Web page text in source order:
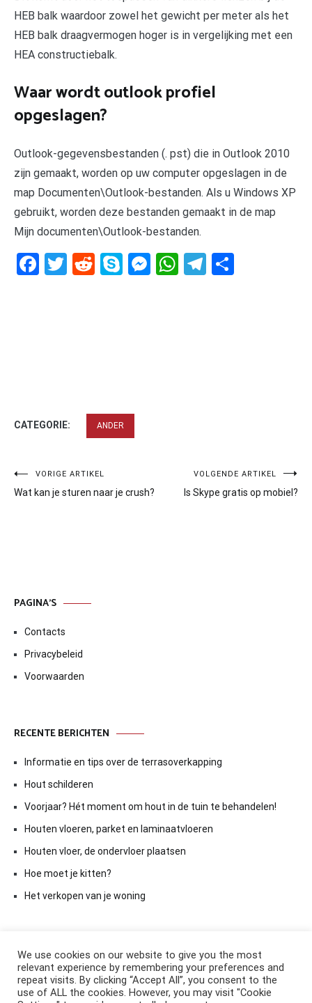
HEB balk waardoor zowel het gewicht per meter als het
HEB balk draagvermogen hoger is in vergelijking met een
HEA constructiebalk.
Waar wordt outlook profiel
opgeslagen?
Outlook-gegevensbestanden (. pst) die in Outlook 2010
zijn gemaakt, worden op uw computer opgeslagen in de
map Documenten\Outlook-bestanden. Als u Windows XP
gebruikt, worden deze bestanden gemaakt in de map
Mijn documenten\Outlook-bestanden.
Facebook
Twitter
RedditSkypeMessenger
WhatsApp
Telegram
CATEGORIE: ANDER
Bericht
navigatie
VORIGE ARTIKEL
Wat kan je sturen naar je crush?
VOLGENDE ARTIKEL
Is Skype gratis op mobiel?
PAGINA’S
Contacts
Privacybeleid
Voorwaarden
RECENTE BERICHTEN
Informatie en tips over de terrasoverkapping
Hout schilderen
Voorjaar? Hét moment om hout in de tuin te behandelen!
Houten vloeren, parket en laminaatvloeren
Houten vloer, de ondervloer plaatsen
Hoe moet je kitten?
Het verkopen van je woning
We use cookies on our website to give you the most
relevant experience by remembering your preferences and
repeat visits. By clicking “Accept All”, you consent to the
use of ALL the cookies. However, you may visit "Cookie